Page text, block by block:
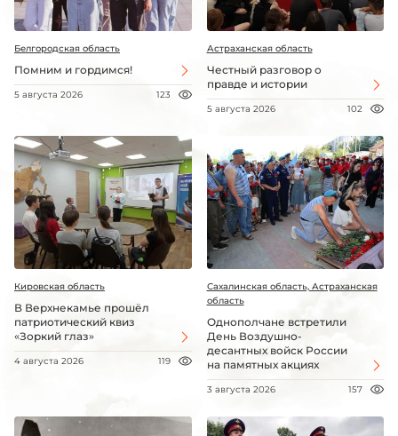
Белгородская область
Помним и гордимся!
5 августа 2026 123
Астраханская область
Честный разговор о
правде и истории
5 августа 2026 102
Кировская область
В Верхнекамье прошёл
патриотический квиз
«Зоркий глаз»
4 августа 2026 119
Сахалинская область, Астраханская
область
Однополчане встретили
День Воздушно-
десантных войск России
на памятных акциях
3 августа 2026 157